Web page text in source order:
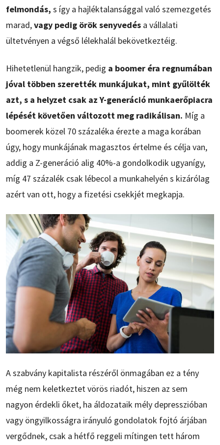
felmondás, s így a hajléktalansággal való szemezgetés
marad,vagy pedig örök senyvedés a vállalati
ültetvényen a végső lélekhalál bekövetkeztéig.
Hihetetlenül hangzik, pedig a boomer éra regnumában
jóval többen szerették munkájukat, mint gyűlölték
azt, s a helyzet csak az Y-generáció munkaerőpiacra
lépését követően változott meg radikálisan. Míg a
boomerek közel 70 százaléka érezte a maga korában
úgy, hogy munkájának magasztos értelme és célja van,
addig a Z-generáció alig 40%-a gondolkodik ugyanígy,
míg 47 százalék csak lébecol a munkahelyén s kizárólag
azért van ott, hogy a fizetési csekkjét megkapja.
A szabvány kapitalista részéről önmagában ez a tény
még nem keletkeztet vörös riadót, hiszen az sem
nagyon érdekli őket, ha áldozataik mély depresszióban
vagy öngyilkosságra irányuló gondolatok fojtó árjában
vergődnek, csak a hétfő reggeli mítingen tett három